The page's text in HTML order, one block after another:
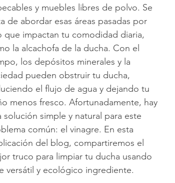
Consejos de Limpieza Estacionales
de limpieza Consejos de limpieza de oficina
y muebles libres de polvo. Se
de abordar esas áreas pasadas por
que impactan tu comodidad diaria,
la alcachofa de la ducha. Con el
los depósitos minerales y la
pueden obstruir tu ducha,
el flujo de agua y dejando tu
menos fresco. Afortunadamente, hay
solución simple y natural para este
común: el vinagre. En esta
del blog, compartiremos el
truco para limpiar tu ducha usando
versátil y ecológico ingrediente.